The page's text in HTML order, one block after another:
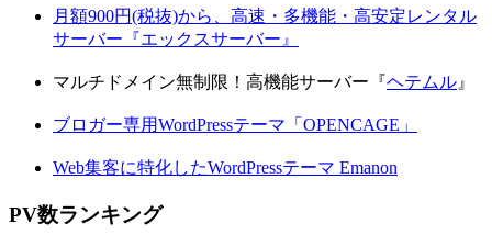
月額900円(税抜)から、高速・多機能・高安定レンタル
サーバー『エックスサーバー』
マルチドメイン無制限！高機能サーバー『ヘテムル 』
ブロガー専用WordPressテーマ「OPENCAGE」
Web集客に特化したWordPressテーマ Emanon
PV数ランキング